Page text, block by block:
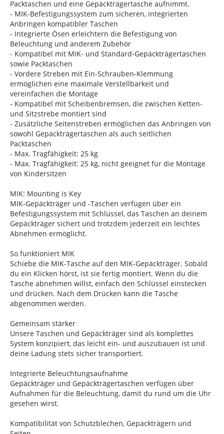
Packtaschen und eine Gepäckträgertasche aufnimmt.
- MIK-Befestigungssystem zum sicheren, integrierten
Anbringen kompatibler Taschen
- Integrierte Ösen erleichtern die Befestigung von
Beleuchtung und anderem Zubehör
- Kompatibel mit MIK- und Standard-Gepäckträgertaschen
sowie Packtaschen
- Vordere Streben mit Ein-Schrauben-Klemmung
ermöglichen eine maximale Verstellbarkeit und
vereinfachen die Montage
- Kompatibel mit Scheibenbremsen, die zwischen Ketten-
und Sitzstrebe montiert sind
- Zusätzliche Seitenstreben ermöglichen das Anbringen von
sowohl Gepäckträgertaschen als auch seitlichen
Packtaschen
- Max. Tragfähigkeit: 25 kg
- Max. Tragfähigkeit: 25 kg, nicht geeignet für die Montage
von Kindersitzen
MIK: Mounting is Key
MIK-Gepäckträger und -Taschen verfügen über ein
Befestigungssystem mit Schlüssel, das Taschen an deinem
Gepäckträger sichert und trotzdem jederzeit ein leichtes
Abnehmen ermöglicht.
So funktioniert MIK
Schiebe die MIK-Tasche auf den MIK-Gepäckträger. Sobald
du ein Klicken hörst, ist sie fertig montiert. Wenn du die
Tasche abnehmen willst, einfach den Schlüssel einstecken
und drücken. Nach dem Drücken kann die Tasche
abgenommen werden.
Gemeinsam stärker
Unsere Taschen und Gepäckträger sind als komplettes
System konzipiert, das leicht ein- und auszubauen ist und
deine Ladung stets sicher transportiert.
Integrierte Beleuchtungsaufnahme
Gepäckträger und Gepäckträgertaschen verfügen über
Aufnahmen für die Beleuchtung, damit du rund um die Uhr
gesehen wirst.
Kompatibilität von Schutzblechen, Gepäckträgern und